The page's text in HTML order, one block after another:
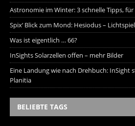
Astronomie im Winter: 3 schnelle Tipps,
Spix‘ Blick zum Mond: Hesiodus –
Was ist eigentlich … 66?
InSights Solarzellen offen – mehr Bilder
Eine Landung wie nach Drehbuch: InSight
Planitia
BELIEBTE TAGS